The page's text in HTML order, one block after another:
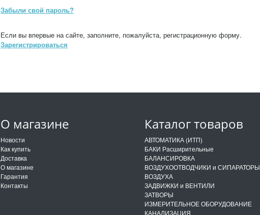
Забыли свой пароль?
Если вы впервые на сайте, заполните, пожалуйста, регистрационную форму.
Зарегистрироваться
О магазине
Новости
Как купить
Доставка
О магазине
Гарантия
Контакты
Каталог товаров
АВТОМАТИКА (ИТП)
БАКИ Расширительные
БАЛАНСИРОВКА
ВОЗДУХООТВОДЧИКИ и СИПАРАТОРЫ
ВОЗДУХА
ЗАДВИЖКИ и ВЕНТИЛИ
ЗАТВОРЫ
ИЗМЕРИТЕЛЬНОЕ ОБОРУДОВАНИЕ
КАНАЛИЗАЦИЯ